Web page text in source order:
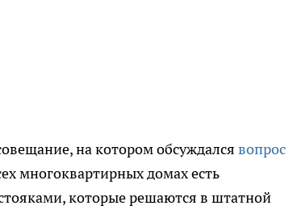
на котором обсуждался вопрос
многоквартирных домах есть
которые решаются в штатной